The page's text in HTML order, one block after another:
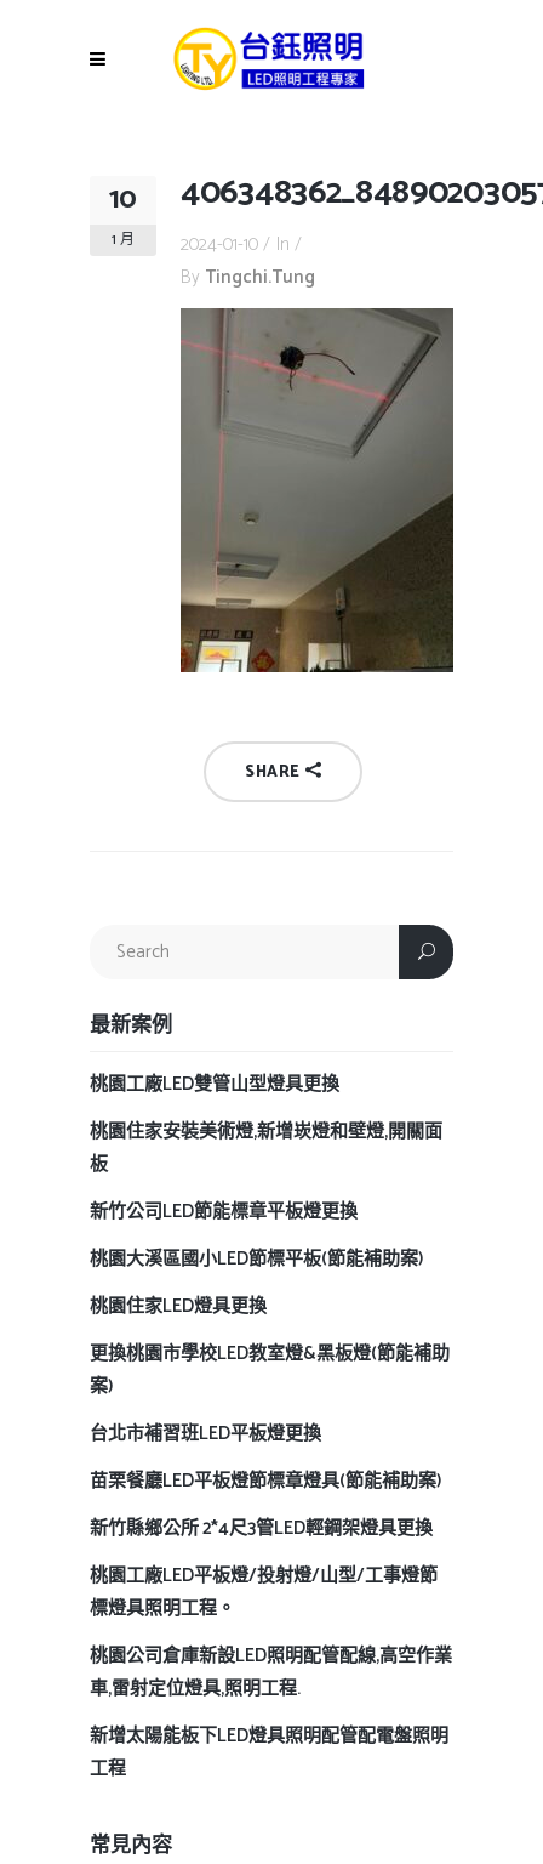
10
1 月 2024-01-10
In
By Tingchi.tung
SHARE
最新案例
桃園工廠LED雙管山型燈具更換
桃園住家安裝美術燈,新增崁燈和壁燈,開關面
板
新竹公司LED節能標章平板燈更換
桃園大溪區國小LED節標平板(節能補助案)
桃園住家LED燈具更換
更換桃園市學校LED教室燈&黑板燈(節能補助
案)
台北市補習班LED平板燈更換
苗栗餐廳LED平板燈節標章燈具(節能補助案)
新竹縣鄉公所 2*4尺3管LED輕鋼架燈具更換
桃園工廠LED平板燈/投射燈/山型/工事燈節
標燈具照明工程。
桃園公司倉庫新設LED照明配管配線,高空作業
車,雷射定位燈具,照明工程.
新增太陽能板下LED燈具照明配管配電盤照明
工程
常見內容